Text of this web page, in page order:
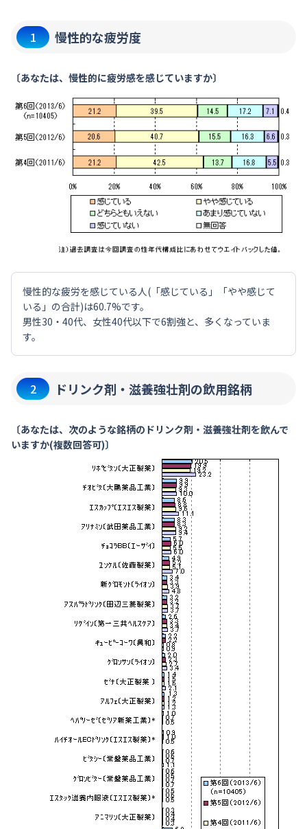
1 慢性的な疲労度
〔あなたは、慢性的に疲労感を感じていますか〕
慢性的な疲労を感じている人(「感じている」「やや感じて
いる」の合計)は60.7%です。
男性30・40代、女性40代以下で6割強と、多くなっていま
す。
2 ドリンク剤・滋養強壮剤の飲用銘柄
〔あなたは、次のような銘柄のドリンク剤・滋養強壮剤を飲んで
いますか(複数回答可)〕